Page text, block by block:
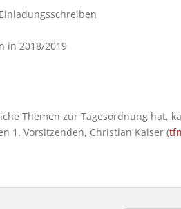
in 2018/2019
Themen zur Tagesordnung hat,
1. Vorsitzenden, Christian Kaiser (